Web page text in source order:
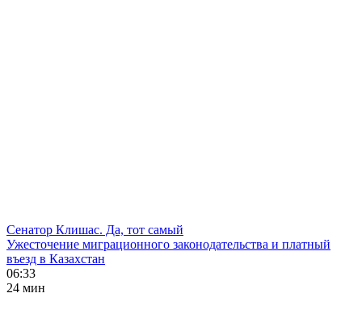
Сенатор Клишас. Да, тот самый
Ужесточение миграционного законодательства и платный
въезд в Казахстан
06:33
24 мин